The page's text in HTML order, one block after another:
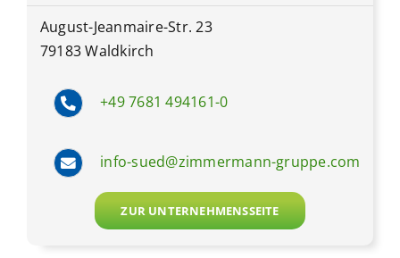
August-Jeanmaire-Str. 23
79183 Waldkirch
+49 7681 494161-0
info-sued@zimmermann-gruppe.com
ZUR UNTERNEHMENSSEITE